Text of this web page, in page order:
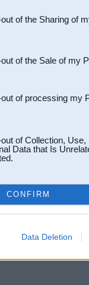
Participants
of the Sharing of
of the Sale of my
of processing my
of Collection,
Data that Is
CONFIRM
Data Deletion